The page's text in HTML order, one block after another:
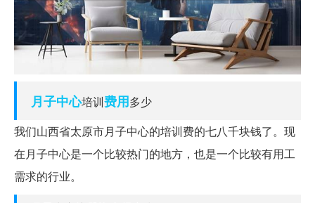
月子中心培训费用多少
我们山西省太原市月子中心的培训费的七八千块钱了。现
在月子中心是一个比较热门的地方，也是一个比较有用工
需求的行业。